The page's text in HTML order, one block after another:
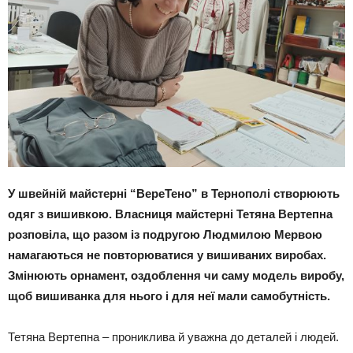
У швейній майстерні “ВереТено” в Тернополі створюють
одяг з вишивкою. Власниця майстерні Тетяна Вертепна
розповіла, що разом із подругою Людмилою Мервою
намагаються не повторюватися у вишиваних виробах.
Змінюють орнамент, оздоблення чи саму модель виробу,
щоб вишиванка для нього і для неї мали самобутність.
Тетяна Вертепна – прониклива й уважна до деталей і людей.